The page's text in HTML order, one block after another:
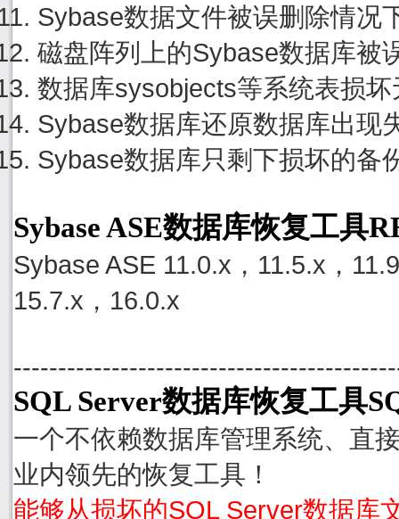
Sybase数据文件被误删除情况
磁盘阵列上的Sybase数据库被
数据库sysobjects等系统表损
Sybase数据库还原数据库出现
Sybase数据库只剩下损坏的备
Sybase ASE数据库恢复工具
Sybase ASE 11.0.x，11.5.x，
15.7.x，16.0.x
SQL Server数据库恢复工具
一个不依赖数据库管理系统、直
业内领先的恢复工具！
能够从损坏的SQL Server数据库